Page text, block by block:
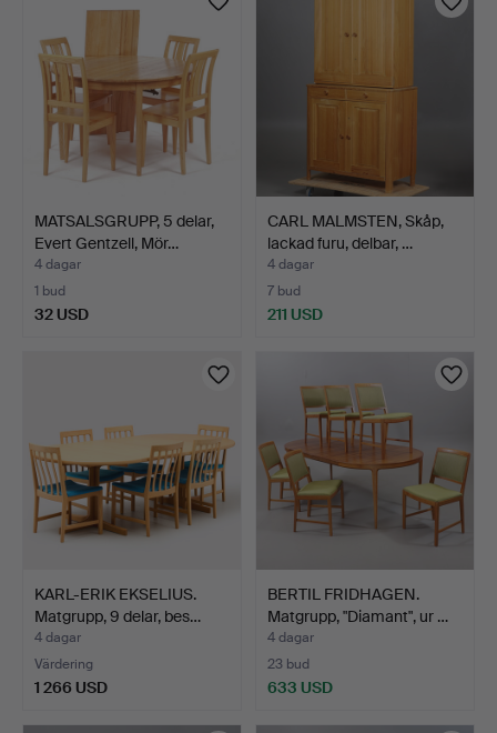
MATSALSGRUPP, 5 delar,
Evert Gentzell, Mör…
4 dagar
1 bud
32 USD
CARL MALMSTEN, Skåp,
lackad furu, delbar, …
4 dagar
7 bud
211 USD
KARL-ERIK EKSELIUS.
Matgrupp, 9 delar, bes…
4 dagar
Värdering
1 266 USD
BERTIL FRIDHAGEN.
Matgrupp, "Diamant", ur …
4 dagar
23 bud
633 USD